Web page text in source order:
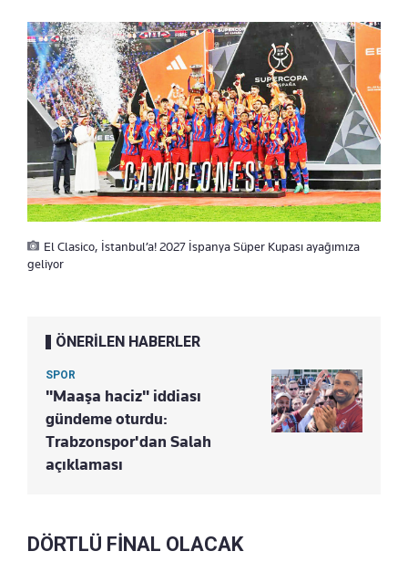
El Clasico, İstanbul’a! 2027 İspanya Süper Kupası ayağımıza
geliyor
ÖNERİLEN HABERLER
SPOR
"Maaşa haciz" iddiası
gündeme oturdu:
Trabzonspor'dan Salah
açıklaması
DÖRTLÜ FİNAL OLACAK